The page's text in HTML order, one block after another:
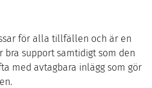
för alla tillfällen och är en
bra support samtidigt som den
med avtagbara inlägg som gör